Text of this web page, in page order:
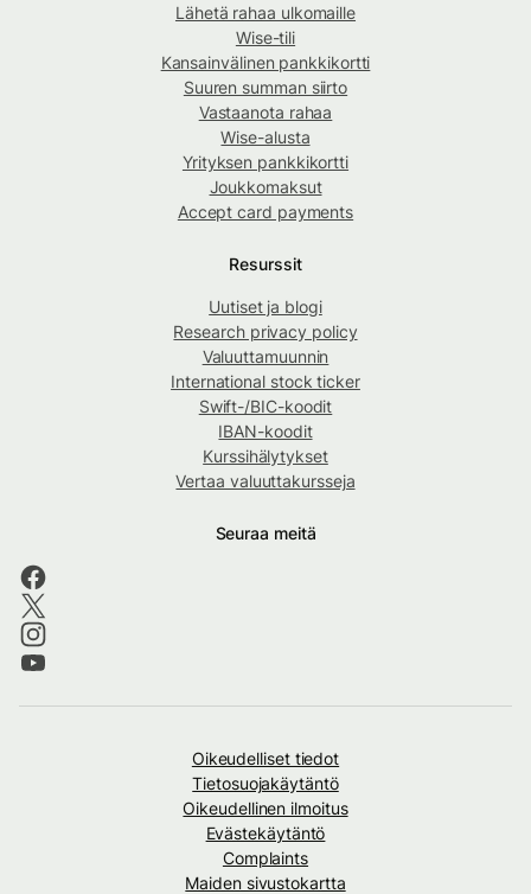
Lähetä rahaa ulkomaille
Wise-tili
Kansainvälinen pankkikortti
Suuren summan siirto
Vastaanota rahaa
Wise-alusta
Yrityksen pankkikortti
Joukkomaksut
Accept card payments
Resurssit
Uutiset ja blogi
Research privacy policy
Valuuttamuunnin
International stock ticker
Swift-/BIC-koodit
IBAN-koodit
Kurssihälytykset
Vertaa valuuttakursseja
Seuraa meitä
Oikeudelliset tiedot
Tietosuojakäytäntö
Oikeudellinen ilmoitus
Evästekäytäntö
Complaints
Maiden sivustokartta